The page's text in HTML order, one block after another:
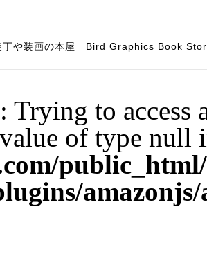
丁や装画の本屋 Bird Graphics Book
: Trying to access
of type null